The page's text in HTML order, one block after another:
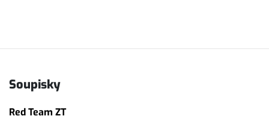
Soupisky
Red Team ZT